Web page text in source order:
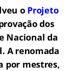
o Projeto
dos
Nacional da
A renomada
por mestres,